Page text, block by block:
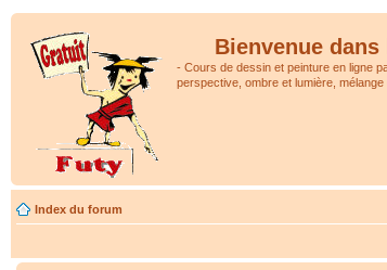
Bienvenue
- Cours de dessin et peinture en ligne
perspective, ombre et lumière,
Index du forum